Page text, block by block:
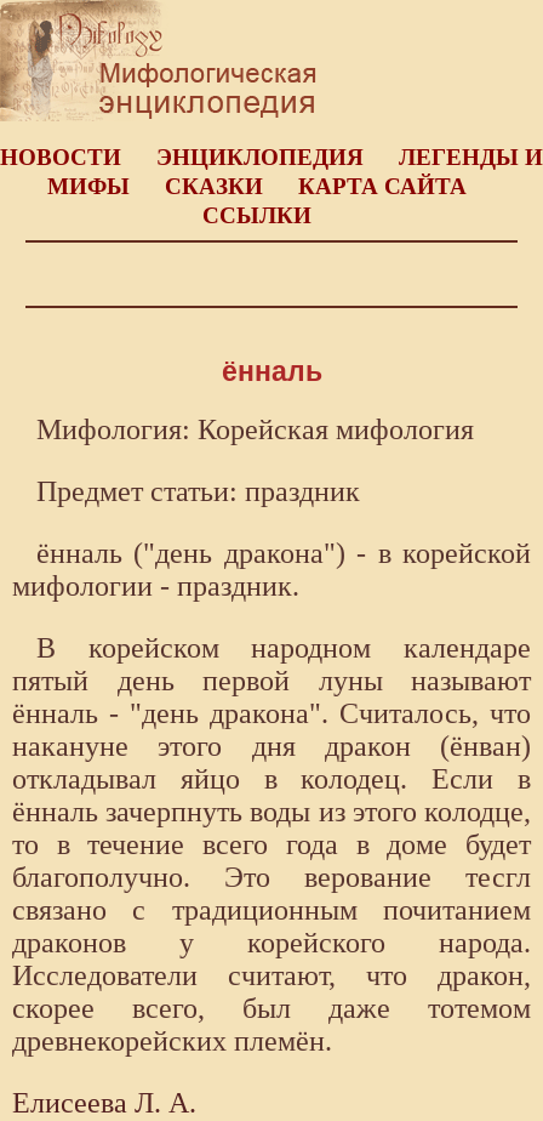
НОВОСТИ ЭНЦИКЛОПЕДИЯ
ЛЕГЕНДЫ И
МИФЫ
СКАЗКИ
КАРТА САЙТА
ССЫЛКИ
ённаль
Мифология: Корейская мифология
Предмет статьи: праздник
ённаль ("день дракона") - в корейской
мифологии - праздник.
В корейском народном календаре
пятый день первой луны называют
ённаль - "день дракона". Считалось, что
накануне этого дня дракон (ёнван)
откладывал яйцо в колодец. Если в
ённаль зачерпнуть воды из этого колодце,
то в течение всего года в доме будет
благополучно. Это верование тесгл
связано с традиционным почитанием
драконов у корейского народа.
Исследователи считают, что дракон,
скорее всего, был даже тотемом
древнекорейских племён.
Елисеева Л. А.